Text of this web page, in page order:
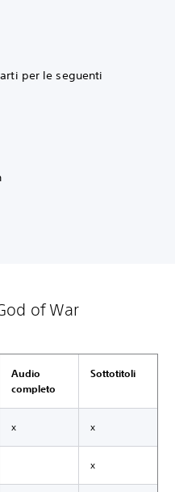
per le seguenti
of War
Audio
completo
Sottotitoli
x x
x